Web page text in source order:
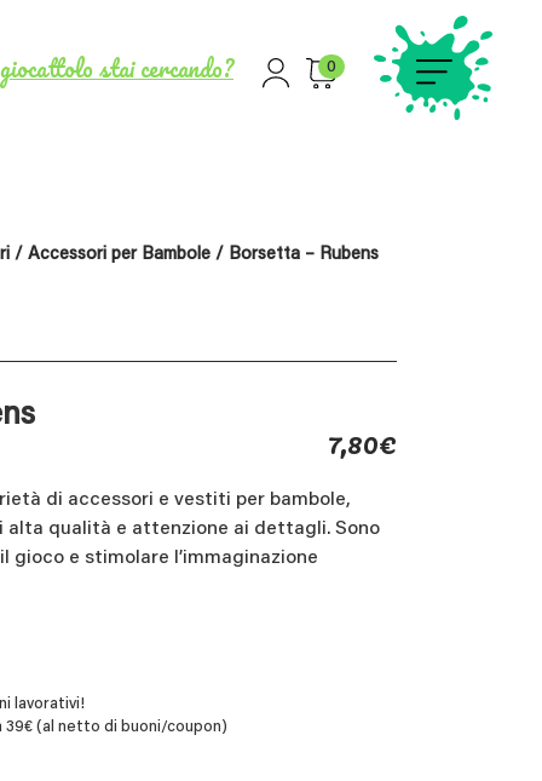
stai cercando? 0
/ Accessori per Bambole / Borsetta – Rubens
7,80€
di accessori e vestiti per bambole,
alta qualità e attenzione ai dettagli. Sono
e stimolare l’immaginazione
lavorativi!
(al netto di buoni/coupon)